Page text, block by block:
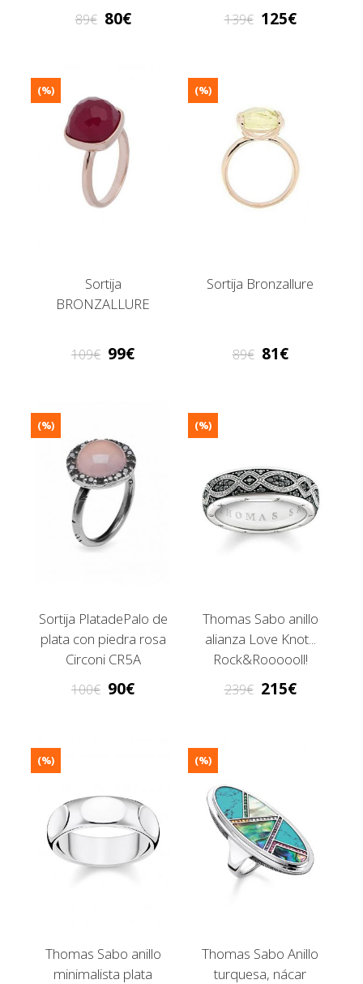
89 80 139 125
Sortija
BRONZALLURE
(%)
109 99
Sortija Bronzallure
(%)
89 81
Sortija PlatadePalo de
plata con piedra rosa
Circoni CR5A
(%)
100 90
Thomas Sabo anillo
alianza Love Knot...
Rock&Roooooll!
(%)
239 215
Thomas Sabo anillo
minimalista plata
(%)
Thomas Sabo Anillo
turquesa, nácar
(%)